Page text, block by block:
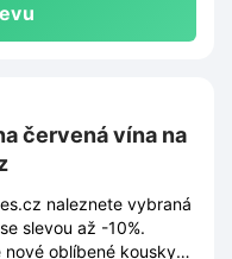
červená vína na
naleznete vybraná
slevou až -10%.
oblíbené kousky